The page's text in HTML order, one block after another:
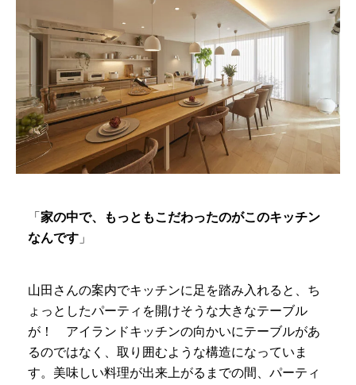
「 家の中で、もっともこだわったのがこのキッチン
なんです 」
山田さんの案内でキッチンに足を踏み入れると、ち
ょっとしたパーティを開けそうな大きなテーブル
が！ アイランドキッチンの向かいにテーブルがあ
るのではなく、取り囲むような構造になっていま
す。美味しい料理が出来上がるまでの間、パーティ